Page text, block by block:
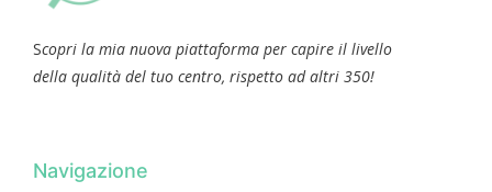
Scopri la mia nuova piattaforma per capire il livello
della qualità del tuo centro, rispetto ad altri 350!
Navigazione